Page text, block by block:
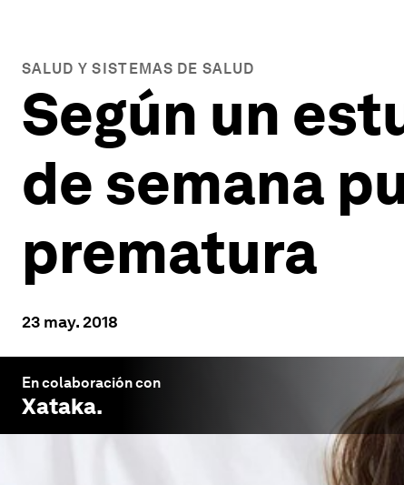
SALUD Y SISTEMAS DE SALUD
Según un
de semana
prematura
23 may. 2018
En colaboración con
Xataka.